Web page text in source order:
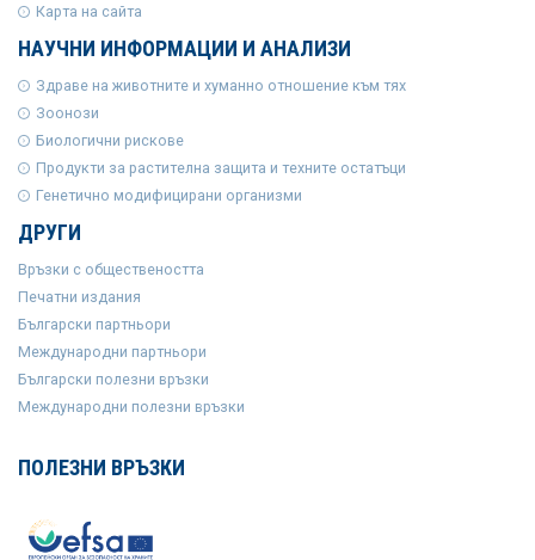
Карта на сайта
НАУЧНИ ИНФОРМАЦИИ И АНАЛИЗИ
Здраве на животните и хуманно отношение към тях
Зоонози
Биологични рискове
Продукти за растителна защита и техните остатъци
Генетично модифицирани организми
ДРУГИ
Връзки с обществеността
Печатни издания
Български партньори
Международни партньори
Български полезни връзки
Международни полезни връзки
ПОЛЕЗНИ ВРЪЗКИ